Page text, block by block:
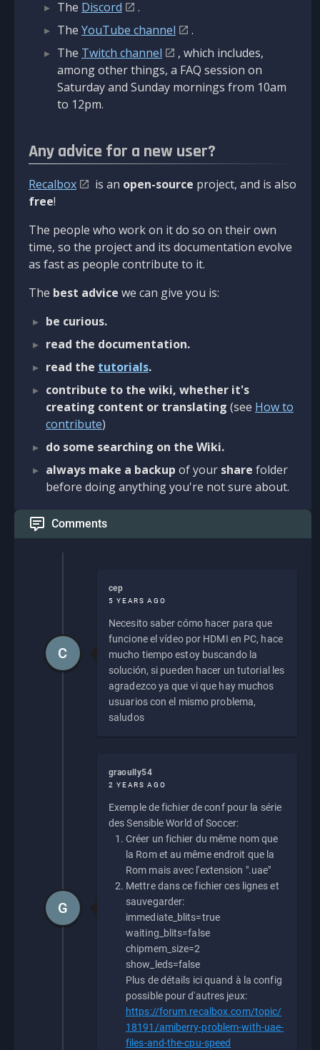
The Discord
.
The YouTube channel
.
The Twitch channel
, which includes,
among other things, a FAQ session on
Saturday and Sunday mornings from 10am
to 12pm.
Any advice for a new user?
Recalbox is an open-source project, and is also
free!
The people who work on it do so on their own
time, so the project and its documentation evolve
as fast as people contribute to it.
The best advice we can give you is:
be curious.
read the documentation.
read the tutorials.
contribute to the wiki, whether it's
creating content or translating (see How to
contribute)
do some searching on the Wiki.
always make a backup of your share folder
before doing anything you're not sure about.
Comments
cep
5 YEARS AGO
Necesito saber cómo hacer para que
funcione el vídeo por HDMI en PC, hace
mucho tiempo estoy buscando la
solución, si pueden hacer un tutorial les
agradezco ya que vi que hay muchos
usuarios con el mismo problema,
saludos
C
graoully54
2 YEARS AGO
Exemple de fichier de conf pour la série
des Sensible World of Soccer:
Créer un fichier du même nom que
la Rom et au même endroit que la
Rom mais avec l'extension ".uae"
Mettre dans ce fichier ces lignes et
sauvegarder:
immediate_blits=true
waiting_blits=false
chipmem_size=2
show_leds=false
Plus de détails ici quand à la config
possible pour d'autres jeux:
https://forum.recalbox.com/topic/
18191/amiberry-problem-with-uae-
files-and-the-cpu-speed
G